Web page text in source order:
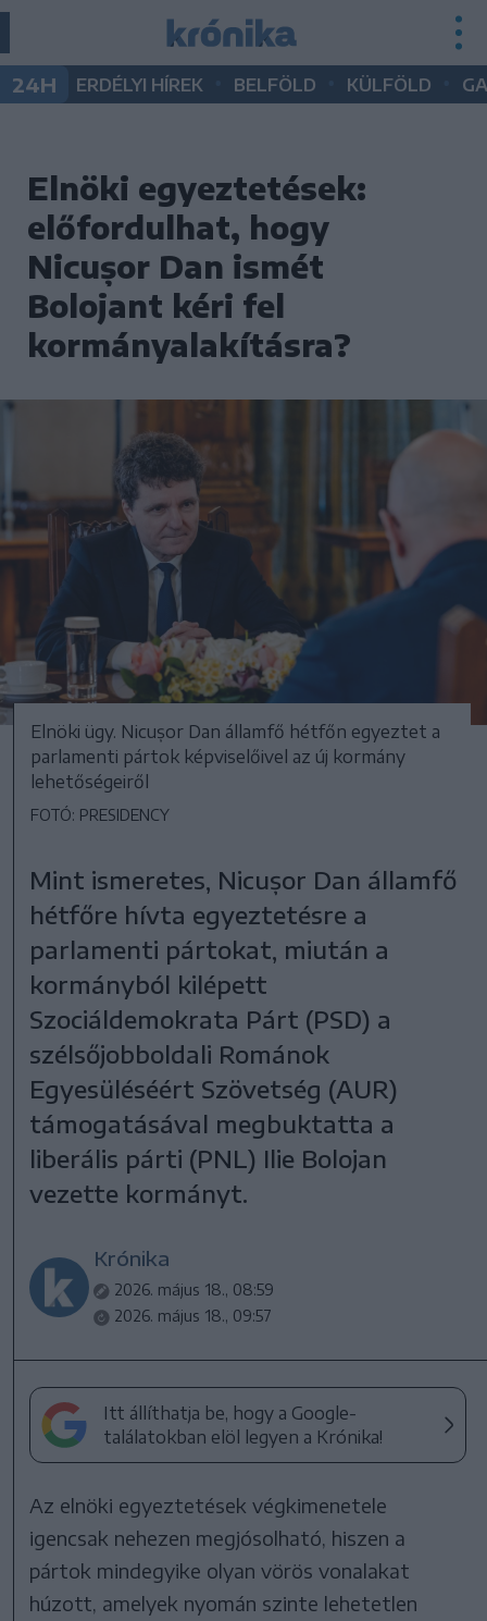
24H ERDÉLYI HÍREK BELFÖLD KÜLFÖLD
Elnöki egyeztetések:
előfordulhat, hogy
Nicușor Dan ismét
Bolojant kéri fel
kormányalakításra?
Elnöki ügy. Nicușor Dan államfő hétfőn egyeztet a
parlamenti pártok képviselőivel az új kormány
lehetőségeiről
FOTÓ: PRESIDENCY
Mint ismeretes, Nicușor Dan államfő
hétfőre hívta egyeztetésre a
parlamenti pártokat, miután a
kormányból kilépett
Szociáldemokrata Párt (PSD) a
szélsőjobboldali Románok
Egyesüléséért Szövetség (AUR)
támogatásával megbuktatta a
liberális párti (PNL) Ilie Bolojan
vezette kormányt.
Krónika
2026. május 18., 08:59
2026. május 18., 09:57
Itt állíthatja be, hogy a Google-
találatokban elöl legyen a Krónika!
Az elnöki egyeztetések végkimenetele
igencsak nehezen megjósolható, hiszen a
pártok mindegyike olyan vörös vonalakat
húzott, amelyek nyomán szinte lehetetlen